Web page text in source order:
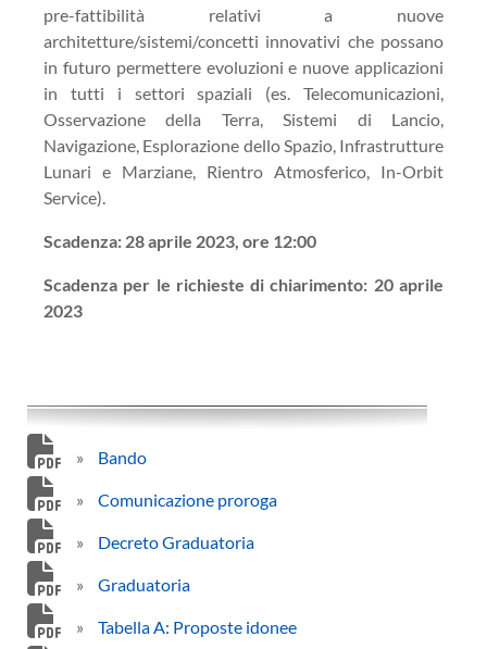
pre-fattibilità relativi a nuove
architetture/sistemi/concetti innovativi che possano
in futuro permettere evoluzioni e nuove applicazioni
in tutti i settori spaziali (es. Telecomunicazioni,
Osservazione della Terra, Sistemi di Lancio,
Navigazione, Esplorazione dello Spazio, Infrastrutture
Lunari e Marziane, Rientro Atmosferico, In-Orbit
Service).
Scadenza: 28 aprile 2023, ore 12:00
Scadenza per le richieste di chiarimento: 20 aprile
2023
» Bando
» Comunicazione proroga
» Decreto Graduatoria
» Graduatoria
» Tabella A: Proposte idonee